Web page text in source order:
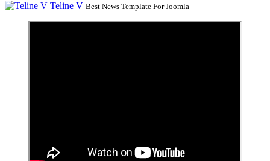
Teline V Best News Template For Joomla